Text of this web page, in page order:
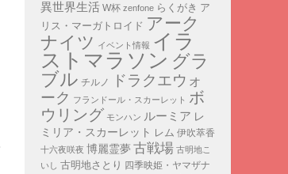
異世界生活 W杯 zenfone らくがき ア
リス・マーガトロイド アーク
ナイツ イベント情報 イラ
ストマラソン グラ
ブル チルノ
ドラクエウォ
ーク フランドール・スカーレット ボ
ウリング モンハン ルーミア レ
ミリア・スカーレット
レム 伊吹萃香
十六夜咲夜 博麗霊夢 古戦場 古明地こ
いし 古明地さとり 四季映姫・ヤマザナ